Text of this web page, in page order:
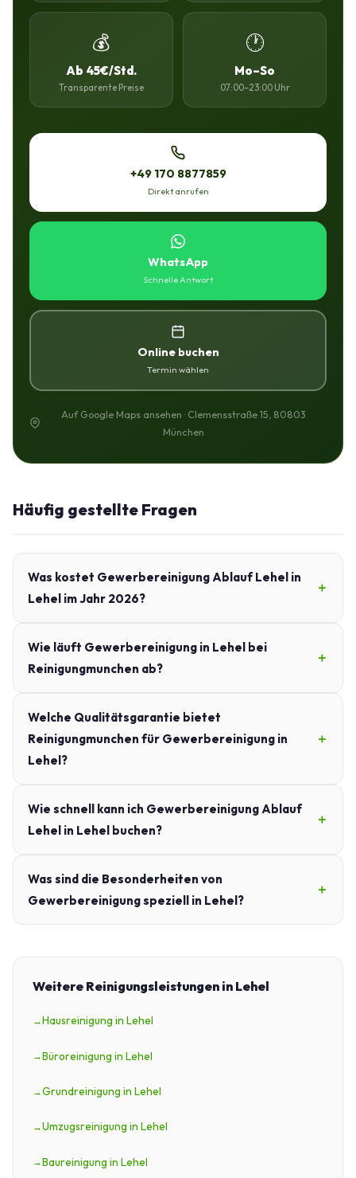
💰
Ab 45€/Std.
Transparente Preise
🕐
Mo–So
07:00–23:00 Uhr
+49 170 8877859
Direkt anrufen
WhatsApp
Schnelle Antwort
Online buchen
Termin wählen
Auf Google Maps ansehen · Clemensstraße 15, 80803
München
Häufig gestellte Fragen
Was kostet Gewerbereinigung Ablauf Lehel in
Lehel im Jahr 2026?
Wie läuft Gewerbereinigung in Lehel bei
Reinigungmunchen ab?
Welche Qualitätsgarantie bietet
Reinigungmunchen für Gewerbereinigung in
Lehel?
Wie schnell kann ich Gewerbereinigung Ablauf
Lehel in Lehel buchen?
Was sind die Besonderheiten von
Gewerbereinigung speziell in Lehel?
Weitere Reinigungsleistungen in Lehel
Hausreinigung in Lehel
Büroreinigung in Lehel
Grundreinigung in Lehel
Umzugsreinigung in Lehel
Baureinigung in Lehel